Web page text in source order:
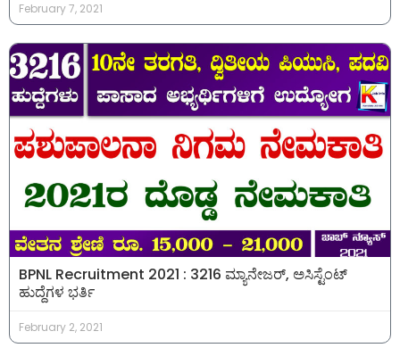
February 7, 2021
BPNL Recruitment 2021 : 3216 ಮ್ಯಾನೇಜರ್, ಅಸಿಸ್ಟೆಂಟ್
ಹುದ್ದೆಗಳ ಭರ್ತಿ
February 2, 2021